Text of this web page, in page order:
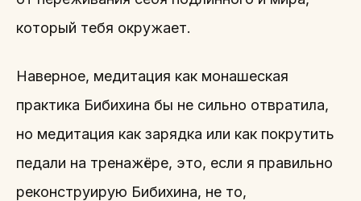
который тебя окружает.
Наверное, медитация как монашеская
практика Бибихина бы не сильно отвратила,
но медитация как зарядка или как покрутить
педали на тренажёре, это, если я правильно
реконструирую Бибихина, не то,